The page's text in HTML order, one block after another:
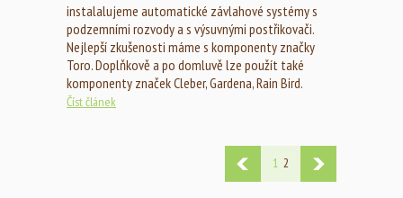
instalalujeme automatické závlahové systémy s
podzemními rozvody a s výsuvnými postřikovači.
Nejlepší zkušenosti máme s komponenty značky
Toro. Doplňkově a po domluvě lze použít také
komponenty značek Cleber, Gardena, Rain Bird.
Číst článek
1 2